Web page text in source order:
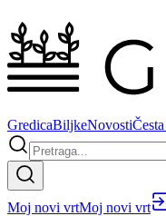
GredicaBiljkeNovosti
Moj novi vrtMoj novi vrt